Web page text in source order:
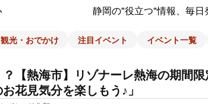
静岡の"役立つ"情報、毎日
観光・おでかけ 注目イベント イベント一覧
【熱海市】リゾナーレ熱海の期間
花見気分を楽しもう♪」